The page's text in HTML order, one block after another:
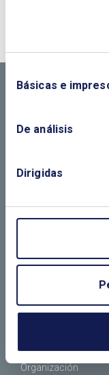
Básicas e
De análisis
Dirigidas
EL CLUB
¿Qué hacemos?
Organización